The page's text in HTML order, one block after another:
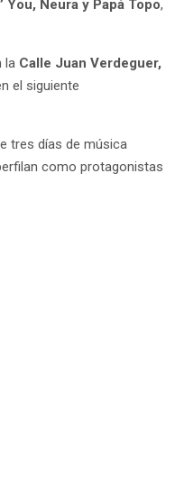
You, Neura y Papá Topo,
la Calle Juan Verdeguer,
el siguiente
tres días de música
como protagonistas